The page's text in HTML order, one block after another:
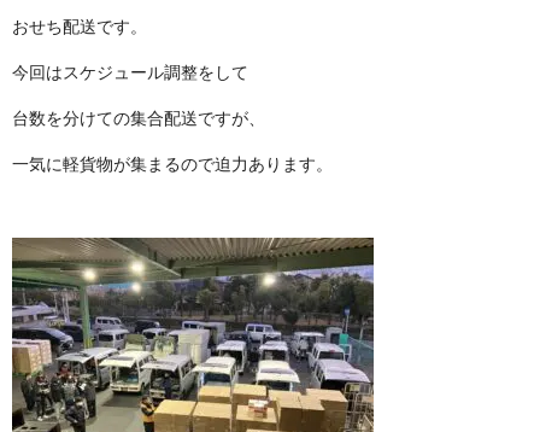
おせち配 送 で す 。
今回はスケジュール調 整 を し て
台数を分けての集合配送 で す が 、
一気に軽貨物が集まるので迫力あ り ま す 。